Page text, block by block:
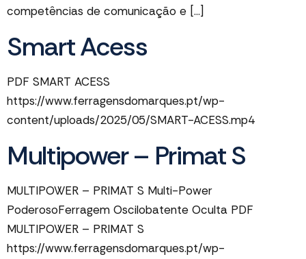
competências de comunicação e […]
Smart Acess
PDF SMART ACESS
https://www.ferragensdomarques.pt/wp-
content/uploads/2025/05/SMART-ACESS.mp4
Multipower – Primat S
MULTIPOWER – PRIMAT S Multi-Power
PoderosoFerragem Oscilobatente Oculta PDF
MULTIPOWER – PRIMAT S
https://www.ferragensdomarques.pt/wp-